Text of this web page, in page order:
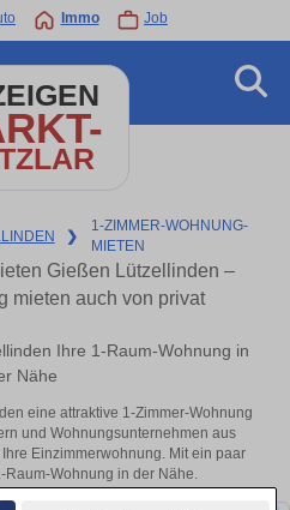
Immo Job
❯
1-ZIMMER-WOHNUNG-
MIETEN
Gießen Lützellinden –
mieten auch von privat
Ihre 1-Raum-Wohnung in
Nähe
eine attraktive 1-Zimmer-Wohnung
und Wohnungsunternehmen aus
Einzimmerwohnung. Mit ein paar
Raum-Wohnung in der Nähe.